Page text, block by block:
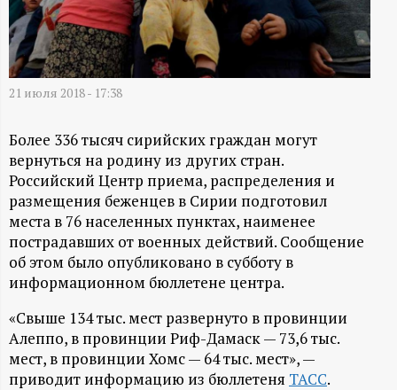
А
Й
А
Н
-
и
н
ф
21 июля 2018 - 17:38
Более 336 тысяч сирийских граждан могут
вернуться на родину из других стран.
Российский Центр приема, распределения и
размещения беженцев в Сирии подготовил
места в 76 населенных пунктах, наименее
пострадавших от военных действий. Сообщение
об этом было опубликовано в субботу в
информационном бюллетене центра.
«Свыше 134 тыс. мест развернуто в провинции
Алеппо, в провинции Риф-Дамаск — 73,6 тыс.
мест, в провинции Хомс — 64 тыс. мест», —
приводит информацию из бюллетеня ТАСС.